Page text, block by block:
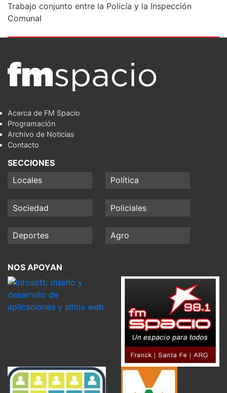
Trabajo conjunto entre la Policía y la Inspección
Comunal
Acerca de FM Spacio
Programación
Archivo de Noticias
Contacto
SECCIONES
Locales
Política
Sociedad Policiales
Deportes Agro
NOS APOYAN